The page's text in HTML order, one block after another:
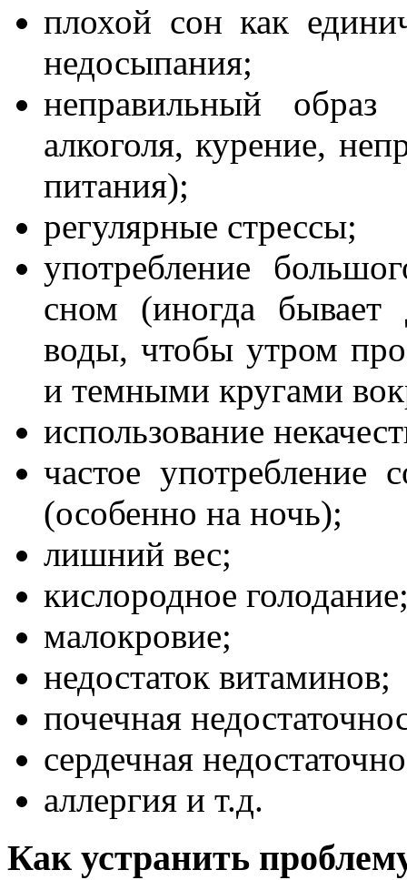
плохой сон как
недосыпания;
неправильный образ
алкоголя, курение,
питания);
регулярные стрессы;
употребление
сном (иногда бывает
воды, чтобы утром
и темными кругами
использование
частое
(особенно на ночь);
лишний вес;
кислородное
малокровие;
недостаток витаминов;
почечная
сердечная
аллергия и т.д.
Как устранить